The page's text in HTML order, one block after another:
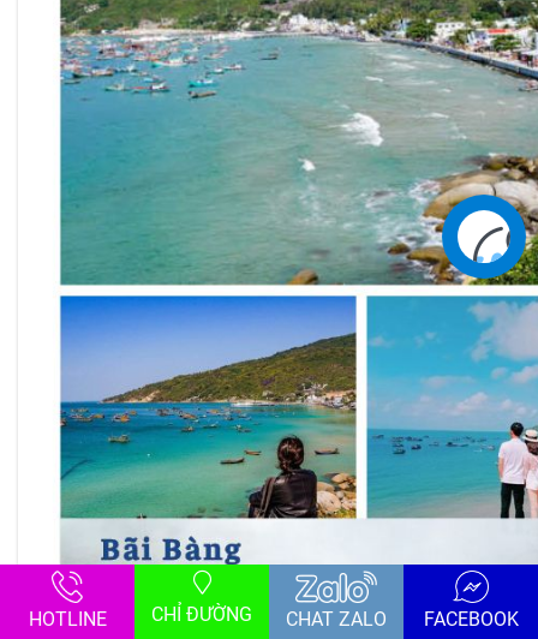
Liên hệ
HOTLINE CHỈ ĐƯỜNG CHAT ZALO FACEBOOK